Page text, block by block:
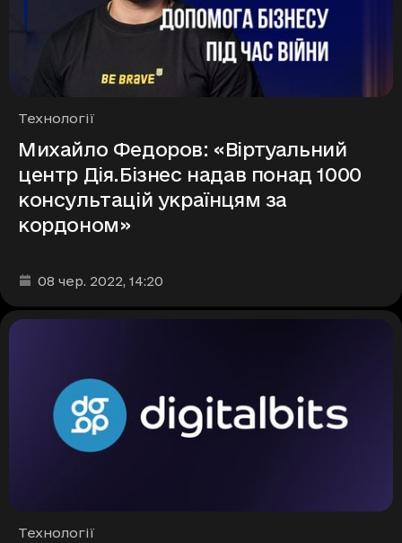
Рубрики
Технології
Михайло Федоров: «Віртуальний
центр Дія.Бізнес надав понад 1000
консультацій українцям за
кордоном»
Дата та час публікації
08 чер. 2022, 14:20
Рубрики
Технології